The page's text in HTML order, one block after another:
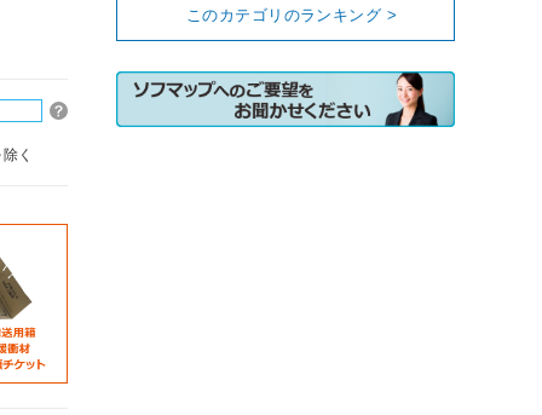
く
このカテゴリのランキング >